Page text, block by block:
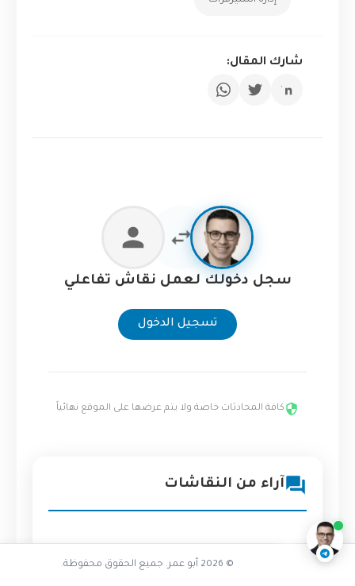
شارك المقال:
سجل دخولك لعمل نقاش تفاعلي
تسجيل الدخول
كافة المحادثات خاصة ولا يتم عرضها على الموقع نهائياً
آراء من النقاشات
ناقشنا على تليجرام @AbuOmarTech_bot
© 2026 أبو عمر. جميع الحقوق محفوظة.